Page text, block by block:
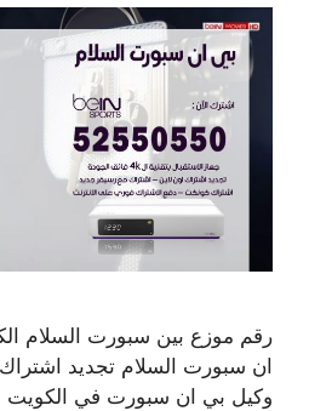
رقم موزع بين سبورت السلام
ان سبورت السلام تجديد